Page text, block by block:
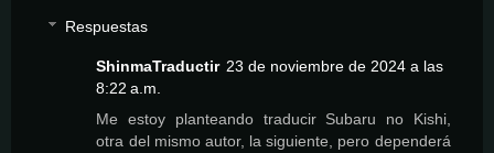
Respuestas
ShinmaTraductir 23 de noviembre de 2024 a las
8:22 a.m.
Me estoy planteando traducir Subaru no Kishi,
otra del mismo autor, la siguiente, pero dependerá